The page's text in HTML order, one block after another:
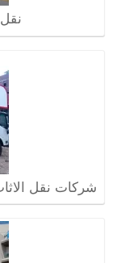
شركات نقل الاثاث في